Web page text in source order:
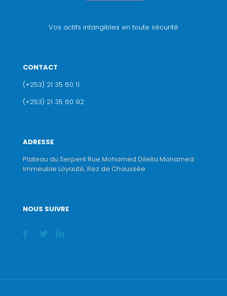
Vos actifs intangibles en toute sécurité
CONTACT
(+253) 21 35 60 11
(+253) 21 35 60 92
ADRESSE
Plateau du Serpent Rue Mohamed Dileita Mohamed
Immeuble Loyauté, Rez de Chaussée.
NOUS SUIVRE